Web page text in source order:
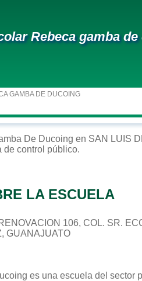
Rebeca gamba
GAMBA DE DUCOING
De Ducoing en SAN LUIS
de control público.
LA ESCUELA
106, COL. SR.
GUANAJUATO
es una escuela del sector